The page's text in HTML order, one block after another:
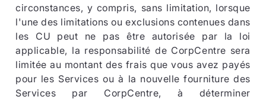
circonstances, y compris, sans limitation, lorsque
l'une des limitations ou exclusions contenues dans
les CU peut ne pas être autorisée par la loi
applicable, la responsabilité de CorpCentre sera
limitée au montant des frais que vous avez payés
pour les Services ou à la nouvelle fourniture des
Services par CorpCentre, à déterminer